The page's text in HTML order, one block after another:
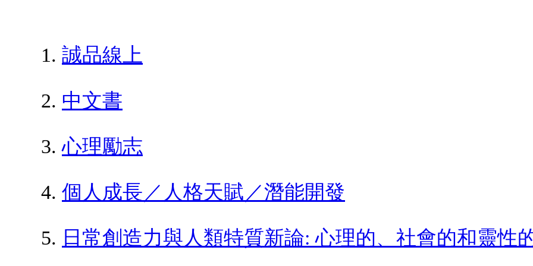
誠品線上
中文書
心理勵志
個人成長／人格天賦／潛能開發
日常創造力與人類特質新論: 心理的、社會的和靈性